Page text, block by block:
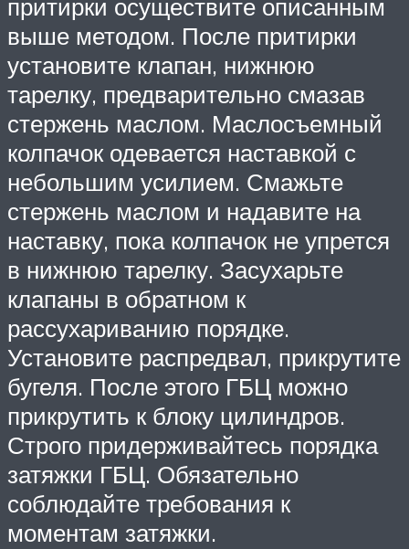
притирки осуществите описанным
выше методом. После притирки
установите клапан, нижнюю
тарелку, предварительно смазав
стержень маслом. Маслосъемный
колпачок одевается наставкой с
небольшим усилием. Смажьте
стержень маслом и надавите на
наставку, пока колпачок не упрется
в нижнюю тарелку. Засухарьте
клапаны в обратном к
рассухариванию порядке.
Установите распредвал, прикрутите
бугеля. После этого ГБЦ можно
прикрутить к блоку цилиндров.
Строго придерживайтесь порядка
затяжки ГБЦ. Обязательно
соблюдайте требования к
моментам затяжки.